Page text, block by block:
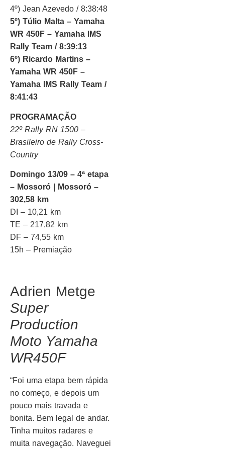
4º) Jean Azevedo / 8:38:48
5º) Túlio Malta – Yamaha
WR 450F – Yamaha IMS
Rally Team / 8:39:13
6º) Ricardo Martins –
Yamaha WR 450F –
Yamaha IMS Rally Team /
8:41:43
PROGRAMAÇÃO
22º Rally RN 1500 –
Brasileiro de Rally Cross-
Country
Domingo 13/09 – 4ª etapa
– Mossoró | Mossoró –
302,58 km
DI – 10,21 km
TE – 217,82 km
DF – 74,55 km
15h – Premiação
Adrien Metge
Super
Production
Moto Yamaha
WR450F
“Foi uma etapa bem rápida
no começo, e depois um
pouco mais travada e
bonita. Bem legal de andar.
Tinha muitos radares e
muita navegação. Naveguei